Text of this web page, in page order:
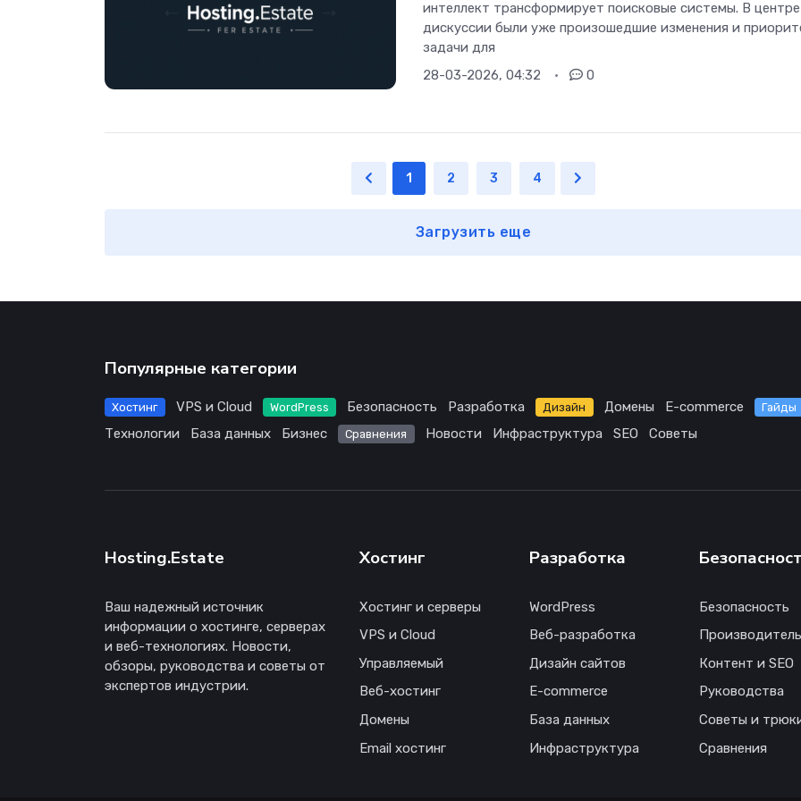
интеллект трансформирует поисковые системы. В центре
дискуссии были уже произошедшие изменения и
задачи для
28-03-2026, 04:32
0
1 2 3 4
Загрузить еще
Популярные категории
Хостинг VPS и Cloud WordPress Безопасность Разработка Дизайн Домены E-commerce Гайды
Технологии База данных Бизнес Сравнения Новости Инфраструктура SEO Советы
Hosting.Estate
Ваш надежный источник
информации о хостинге, серверах
и веб-технологиях. Новости,
обзоры, руководства и советы от
экспертов индустрии.
Хостинг
Хостинг и серверы
VPS и Cloud
Управляемый
Веб-хостинг
Домены
Email хостинг
Разработка
WordPress
Веб-разработка
Дизайн сайтов
E-commerce
База данных
Инфраструктура
Безопасность
Контент и SEO
Руководства
Советы и
Сравнения